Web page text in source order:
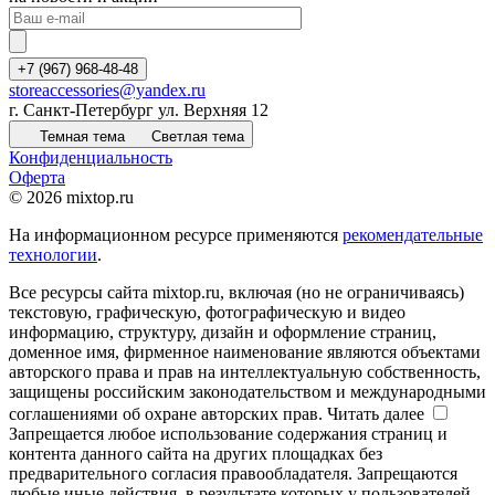
+7 (967) 968-48-48
storeaccessories@yandex.ru
г. Санкт-Петербург ул. Верхняя 12
Темная тема Светлая тема
Конфиденциальность
Оферта
© 2026 mixtop.ru
На информационном ресурсе применяются рекомендательные
технологии.
Все ресурсы сайта mixtop.ru, включая (но не ограничиваясь)
текстовую, графическую, фотографическую и видео
информацию, структуру, дизайн и оформление страниц,
доменное имя, фирменное наименование являются объектами
авторского права и прав на интеллектуальную собственность,
защищены российским законодательством и международными
соглашениями об охране авторских прав. Читать далее
Запрещается любое использование содержания страниц и
контента данного сайта на других площадках без
предварительного согласия правообладателя. Запрещаются